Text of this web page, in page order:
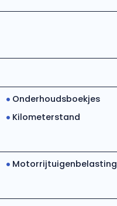
Onderhoudsboekjes
Kilometerstand
Motorrijtuigenbelasting